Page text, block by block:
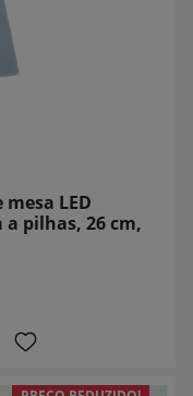
LED
pilhas, 26 cm,